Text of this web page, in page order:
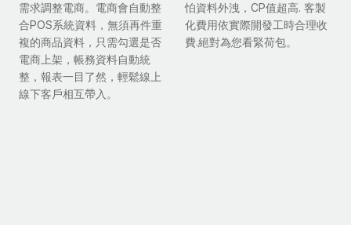
需求調整電商。電商會自動整
合POS系統資料，無須再件重
複的商品資料，只需勾選是否
電商上架，帳務資料自動統
整，報表一目了然，輕鬆線上
線下客戶相互帶入。
怕資料外洩，CP值超高. 客製
化費用依實際開發工時合理收
費.絕對為您看緊荷包。